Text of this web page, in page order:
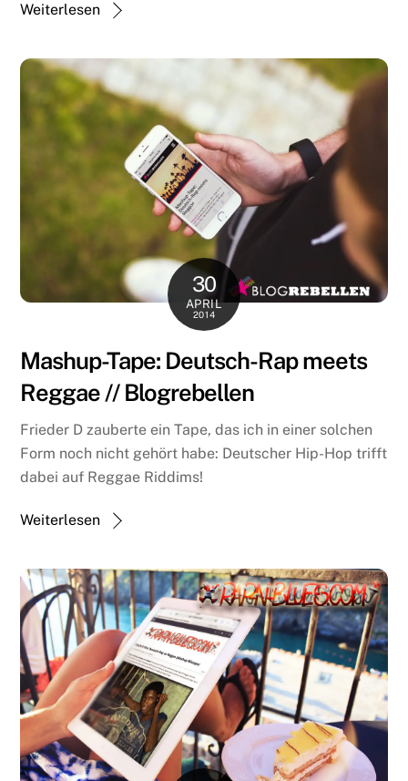
Weiterlesen
30
APRIL
2014
Mashup-Tape: Deutsch-Rap meets
Reggae // Blogrebellen
Frieder D zauberte ein Tape, das ich in einer solchen
Form noch nicht gehört habe: Deutscher Hip-Hop trifft
dabei auf Reggae Riddims!
Weiterlesen